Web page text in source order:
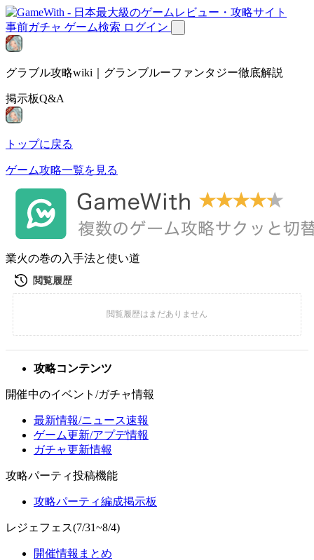
事前ガチャ ゲーム検索 ログイン
グラブル攻略wiki｜グランブルーファンタジー徹底解説
掲示板Q&A
トップに戻る
ゲーム攻略一覧を見る
業火の巻の入手法と使い道
攻略コンテンツ
開催中のイベント/ガチャ情報
最新情報/ニュース速報
ゲーム更新/アプデ情報
ガチャ更新情報
攻略パーティ投稿機能
攻略パーティ編成掲示板
レジェフェス(7/31~8/4)
開催情報まとめ